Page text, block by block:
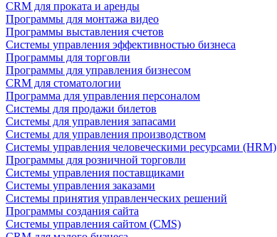
CRM для проката и аренды
Программы для монтажа видео
Программы выставления счетов
Системы управления эффективностью бизнеса
Программы для торговли
Программы для управления бизнесом
CRM для стоматологии
Программа для управления персоналом
Системы для продажи билетов
Системы для управления запасами
Системы для управления производством
Системы управления человеческими ресурсами (HRM)
Программы для розничной торговли
Системы управления поставщиками
Системы управления заказами
Системы принятия управленческих решений
Программы создания сайта
Системы управления сайтом (CMS)